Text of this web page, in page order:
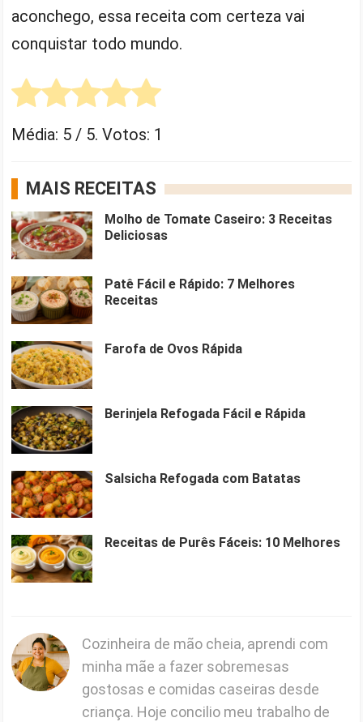
aconchego, essa receita com certeza vai
conquistar todo mundo.
Média: 5 / 5. Votos: 1
MAIS RECEITAS
Molho de Tomate Caseiro: 3 Receitas
Deliciosas
Patê Fácil e Rápido: 7 Melhores
Receitas
Farofa de Ovos Rápida
Berinjela Refogada Fácil e Rápida
Salsicha Refogada com Batatas
Receitas de Purês Fáceis: 10 Melhores
Cozinheira de mão cheia, aprendi com
minha mãe a fazer sobremesas
gostosas e comidas caseiras desde
criança. Hoje concilio meu trabalho de